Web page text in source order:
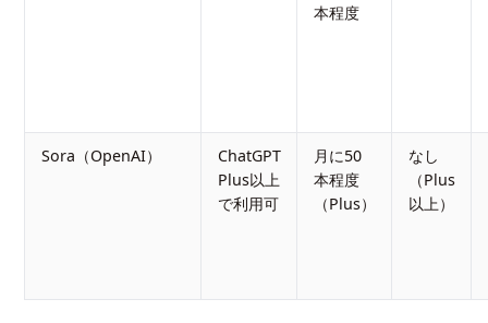
本程度
Sora（OpenAI）
ChatGPT
Plus以上
で利用可
月に50
本程度
（Plus）
なし
（Plus
以上）